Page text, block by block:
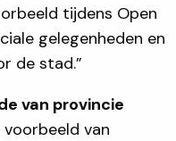
tijdens Open
gelegenheden en
de stad.”
van provincie
van